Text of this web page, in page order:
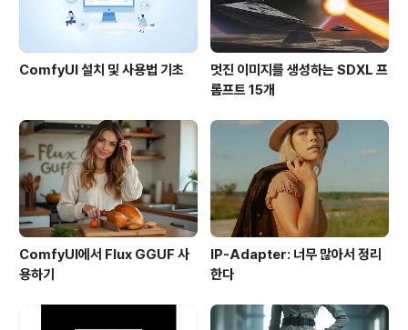
ComfyUI 설치 및 사용법 기초
멋진 이미지를 생성하는 SDXL 프
롬프트 15개
ComfyUI에서 Flux GGUF 사
용하기
IP-Adapter: 너무 많아서 정리
한다